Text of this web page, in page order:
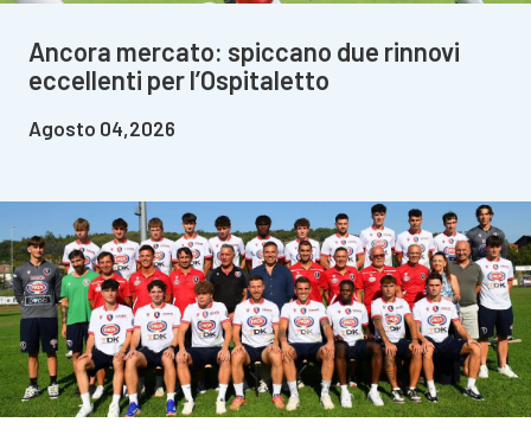
Ancora mercato: spiccano due rinnovi
eccellenti per l’Ospitaletto
Agosto 04,2026